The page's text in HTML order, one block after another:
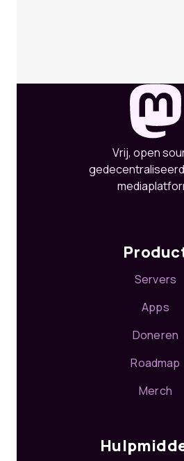
Vrij, open
Servers
Apps
Doneren
Roadmap
Merch